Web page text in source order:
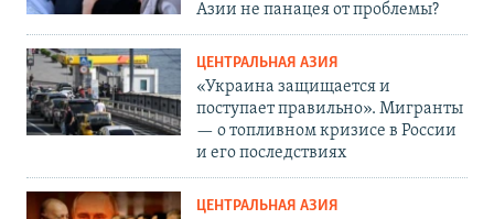
Азии не панацея от проблемы?
ЦЕНТРАЛЬНАЯ АЗИЯ
«Украина защищается и
поступает правильно». Мигранты
— о топливном кризисе в России
и его последствиях
ЦЕНТРАЛЬНАЯ АЗИЯ